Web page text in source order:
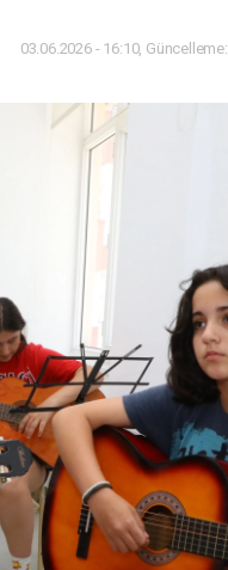
03.06.2026 - 16:10,